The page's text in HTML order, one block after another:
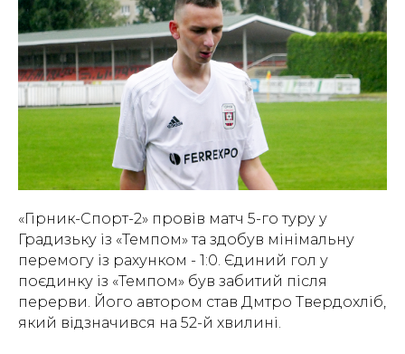
«Гірник-Спорт-2» провів матч 5-го туру у
Градизьку із «Темпом» та здобув мінімальну
перемогу із рахунком - 1:0. Єдиний гол у
поєдинку із «Темпом» був забитий після
перерви. Його автором став Дмтро Твердохліб,
який відзначився на 52-й хвилині.